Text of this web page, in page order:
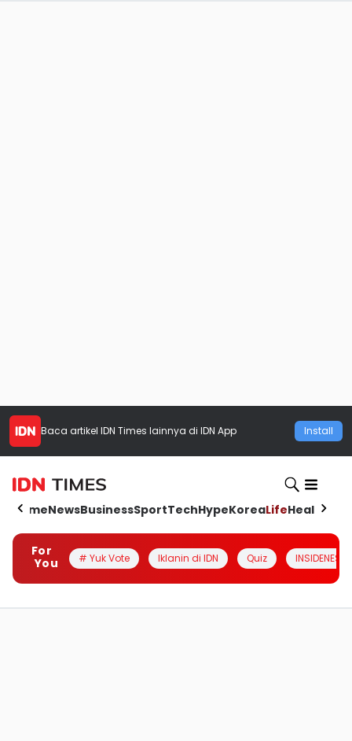
Baca artikel IDN Times lainnya di IDN App Install
HomeNewsBusinessSportTechHypeKoreaLifeHealth
For
You
# Yuk Vote Iklanin di IDN Quiz INSIDENESIA